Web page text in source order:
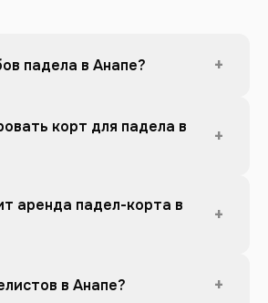
падела в Анапе? +
корт для падела в
+
аренда падел-корта в
+
в Анапе? +